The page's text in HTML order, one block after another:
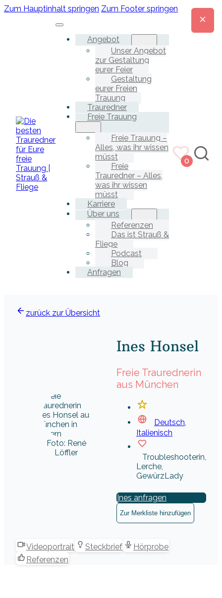
Zum Hauptinhalt springen Zum Footer springen
Angebot
Unser Angebot
zur Gestaltung
eurer Feier
Gestaltung
eurer Freien
Trauung
Trauredner
Freie Trauung
Freie Trauung –
Alles, was ihr wissen
müsst
Freie
Trauredner – Alles,
was ihr wissen
müsst
Karriere
Über uns
Referenzen
Das ist Strauß &
Fliege
Podcast
Blog
Anfragen
0
zurück zur Übersicht
Foto: René
Löffler
Ines Honsel
Freie Traurednerin
aus München
Deutsch,
Italienisch
Troubleshooterin,
Lerche,
GewürzLady
Ines anfragen
Zur Merkliste hinzufügen
Videoportrait Steckbrief
Hörprobe
Referenzen